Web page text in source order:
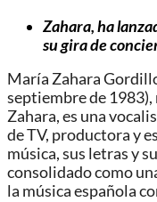
Zahara, ha
su gira de
María Zahara
septiembre de
Zahara, es una
de TV, productora y
música, sus letras y
consolidado como
la música española